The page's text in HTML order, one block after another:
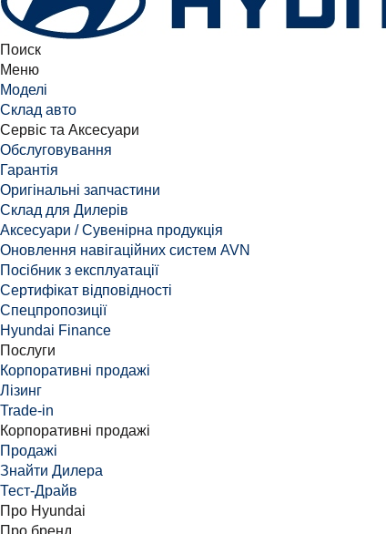
Поиск
Меню
Моделі
Склад авто
Сервіс та Аксесуари
Обслуговування
Гарантія
Оригінальні запчастини
Склад для Дилерів
Аксесуари / Сувенірна продукція
Оновлення навігаційних систем AVN
Посібник з експлуатації
Сертифікат відповідності
Спецпропозиції
Hyundai Finance
Послуги
Корпоративні продажі
Лізинг
Trade-in
Корпоративні продажі
Продажі
Знайти Дилера
Тест-Драйв
Про Hyundai
Про бренд